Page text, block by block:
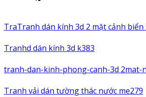
TraTranh dán kính 3d 2 mặt cảnh biển
Tranhd dán kính 3d k383
tranh-dan-kinh-phong-canh-3d 2mat-
Tranh vải dán tường thác nước me279